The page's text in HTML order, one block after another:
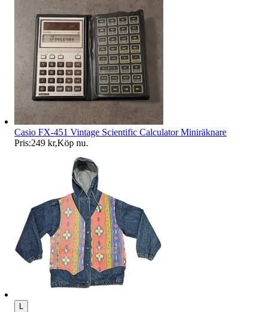
Casio FX-451 Vintage Scientific Calculator Miniräknare
Pris:249 kr,Köp nu.
L